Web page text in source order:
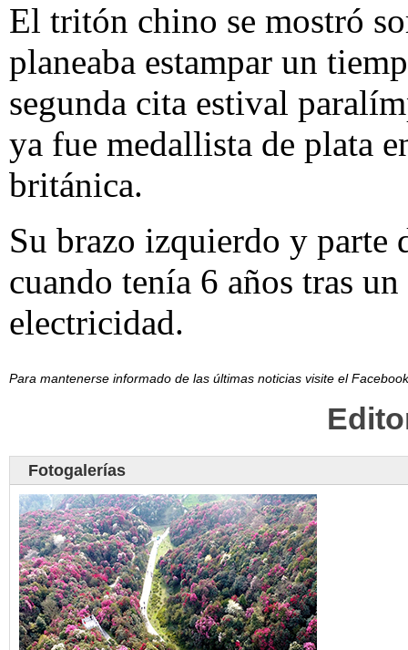
El tritón chino se mostró
planeaba estampar un
segunda cita estival
ya fue medallista de plata
británica.
Su brazo izquierdo y parte
cuando tenía 6 años tras
electricidad.
Para mantenerse informado de las últimas noticias visite el
Fotogalerías